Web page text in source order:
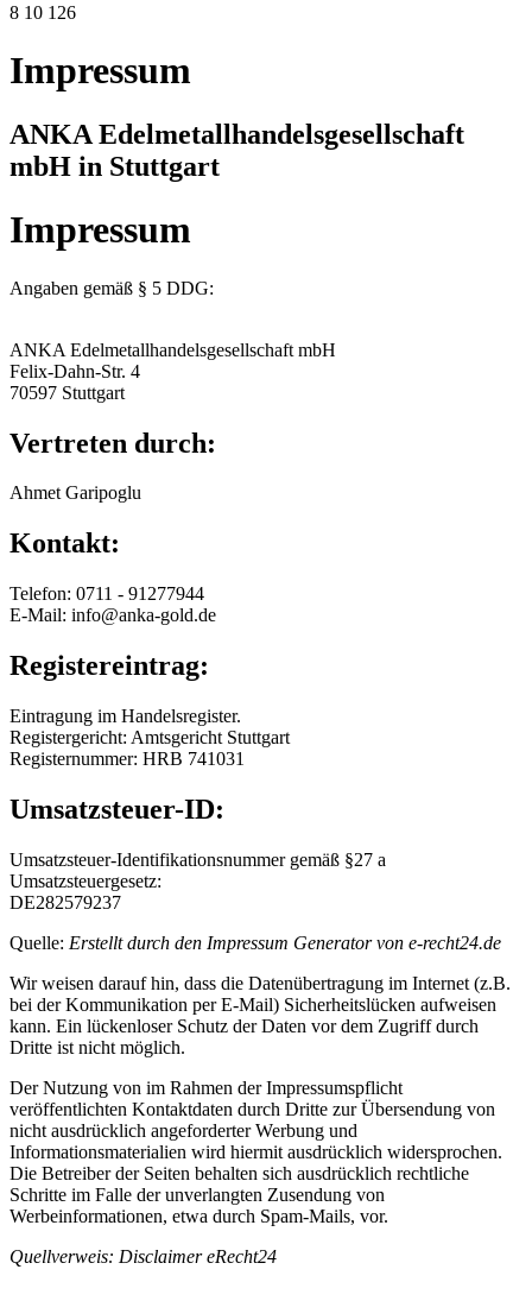
8 10 126
Impressum
ANKA Edelmetallhandelsgesellschaft
mbH in Stuttgart
Impressum
Angaben gemäß § 5 DDG:
ANKA Edelmetallhandelsgesellschaft mbH
Felix-Dahn-Str. 4
70597 Stuttgart
Vertreten durch:
Ahmet Garipoglu
Kontakt:
Telefon: 0711 - 91277944
E-Mail: info@anka-gold.de
Registereintrag:
Eintragung im Handelsregister.
Registergericht: Amtsgericht Stuttgart
Registernummer: HRB 741031
Umsatzsteuer-ID:
Umsatzsteuer-Identifikationsnummer gemäß §27 a
Umsatzsteuergesetz:
DE282579237
Quelle: Erstellt durch den Impressum Generator von e-recht24.de
Wir weisen darauf hin, dass die Datenübertragung im Internet (z.B.
bei der Kommunikation per E-Mail) Sicherheitslücken aufweisen
kann. Ein lückenloser Schutz der Daten vor dem Zugriff durch
Dritte ist nicht möglich.
Der Nutzung von im Rahmen der Impressumspflicht
veröffentlichten Kontaktdaten durch Dritte zur Übersendung von
nicht ausdrücklich angeforderter Werbung und
Informationsmaterialien wird hiermit ausdrücklich widersprochen.
Die Betreiber der Seiten behalten sich ausdrücklich rechtliche
Schritte im Falle der unverlangten Zusendung von
Werbeinformationen, etwa durch Spam-Mails, vor.
Quellverweis: Disclaimer eRecht24